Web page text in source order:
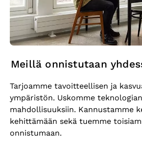
Meillä onnistutaan
Tarjoamme tavoitteellisen ja
ympäristön. Uskomme teknologian
mahdollisuuksiin. Kannustamme
kehittämään sekä tuemme
onnistumaan.